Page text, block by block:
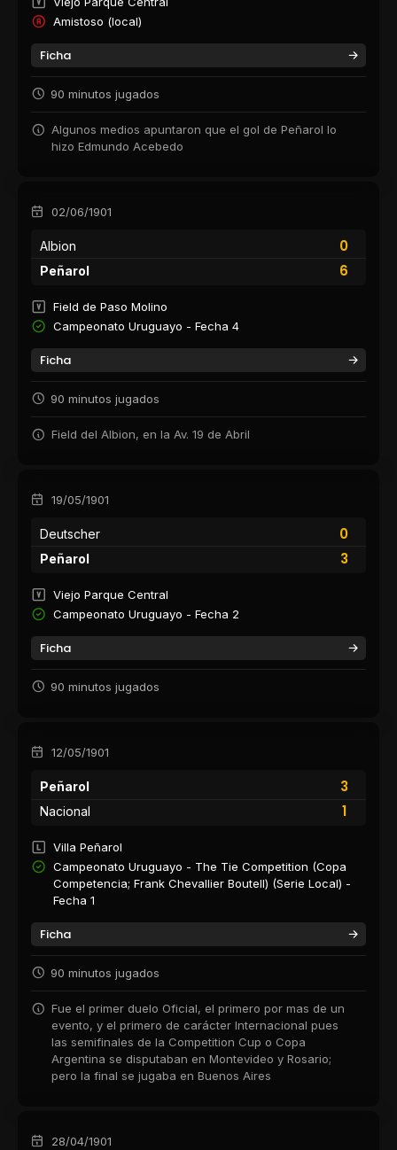
Amistoso (local)
Ficha
90 minutos jugados
Algunos medios apuntaron que el gol de Peñarol lo
hizo Edmundo Acebedo
02/06/1901
Albion
0
6
Peñarol
Field de Paso Molino
Campeonato Uruguayo - Fecha 4
Ficha
90 minutos jugados
Field del Albion, en la Av. 19 de Abril
19/05/1901
Deutscher
0
3
Peñarol
Viejo Parque Central
Campeonato Uruguayo - Fecha 2
Ficha
90 minutos jugados
12/05/1901
Peñarol
3
1
Nacional
Villa Peñarol
Campeonato Uruguayo - The Tie Competition (Copa
Competencia; Frank Chevallier Boutell) (Serie Local) -
Fecha 1
Ficha
90 minutos jugados
Fue el primer duelo Oficial, el primero por mas de un
evento, y el primero de carácter Internacional pues
las semifinales de la Competition Cup o Copa
Argentina se disputaban en Montevideo y Rosario;
pero la final se jugaba en Buenos Aires
28/04/1901